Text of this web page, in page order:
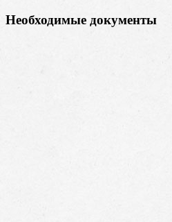
Необходимые документы